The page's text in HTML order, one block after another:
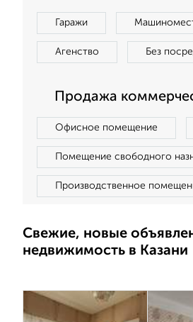
Гаражи
Агенство Без
Продажа
Офисное помещение
Помещение свободного
Производственное
Свежие, новые
недвижимость в Казани